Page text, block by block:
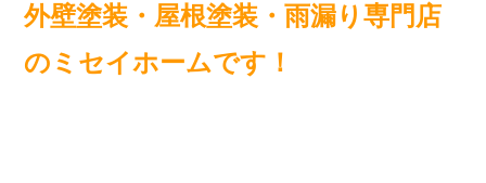
外壁塗装・屋根塗装・雨漏り専門店
のミセイホームです！